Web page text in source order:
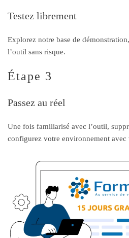
Testez librement
Explorez notre base de
l’outil sans risque.
Étape 3
Passez au réel
Une fois familiarisé avec l’outil,
configurez votre environnement avec